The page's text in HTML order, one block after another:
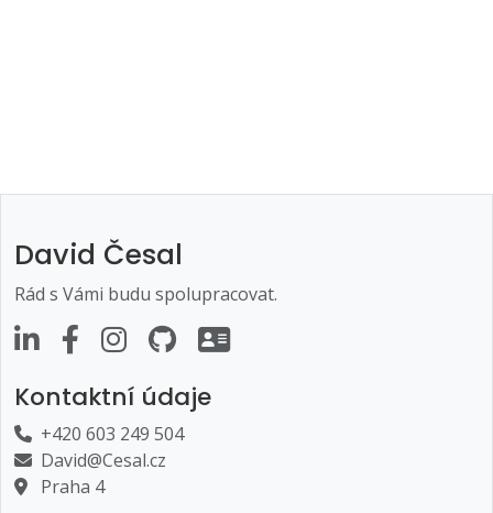
David Česal
Rád s Vámi budu spolupracovat.
Kontaktní údaje
+420 603 249 504
David@Cesal.cz
Praha 4